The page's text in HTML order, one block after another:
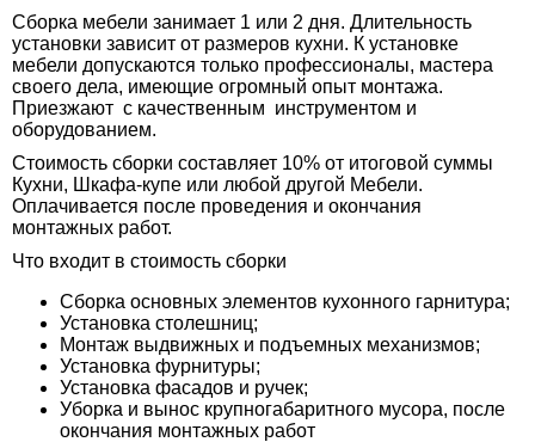
Сборка мебели занимает 1 или 2 дня. Длительность
установки зависит от размеров кухни. К установке
мебели допускаются только профессионалы, мастера
своего дела, имеющие огромный опыт монтажа.
Приезжают с качественным инструментом и
оборудованием.
Стоимость сборки составляет 10% от итоговой суммы
Кухни, Шкафа-купе или любой другой Мебели.
Оплачивается после проведения и окончания
монтажных работ.
Что входит в стоимость сборки
Сборка основных элементов кухонного гарнитура;
Установка столешниц;
Монтаж выдвижных и подъемных механизмов;
Установка фурнитуры;
Установка фасадов и ручек;
Уборка и вынос крупногабаритного мусора, после
окончания монтажных работ